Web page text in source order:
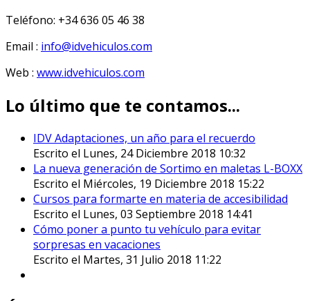
Teléfono: +34 636 05 46 38
Email : info@idvehiculos.com
Web : www.idvehiculos.com
Lo último que te contamos...
IDV Adaptaciones, un año para el recuerdo
Escrito el Lunes, 24 Diciembre 2018 10:32
La nueva generación de Sortimo en maletas L-BOXX
Escrito el Miércoles, 19 Diciembre 2018 15:22
Cursos para formarte en materia de accesibilidad
Escrito el Lunes, 03 Septiembre 2018 14:41
Cómo poner a punto tu vehículo para evitar
sorpresas en vacaciones
Escrito el Martes, 31 Julio 2018 11:22